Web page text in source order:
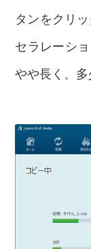
タンをクリ
セラレーシ
やや長く、多